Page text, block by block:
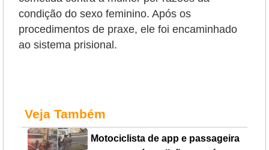
condição do sexo feminino. Após os
procedimentos de praxe, ele foi encaminhado
ao sistema prisional.
Veja Também
Motociclista de app e passageira